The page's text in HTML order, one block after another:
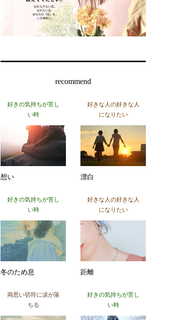
recommend
好きの気持ちが苦し
い時
想い
好きな人の好きな人
になりたい
漂白
好きの気持ちが苦し
い時
冬のため息
好きな人の好きな人
になりたい
距離
両思い切符に涙が落
ちる
好きの気持ちが苦し
い時